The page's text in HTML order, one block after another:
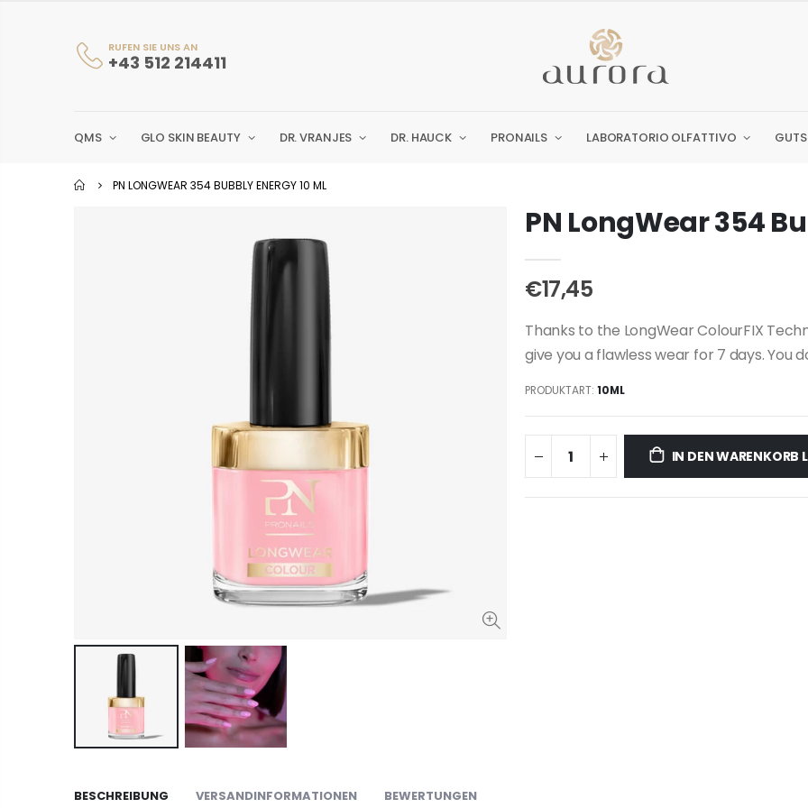
RUFEN SIE UNS AN
+43 512 214411
QMS GLO SKIN BEAUTY DR. VRANJES DR. HAUCK PRONAILS LABORATORIO OLFATTIVO
PN LONGWEAR 354 BUBBLY ENERGY 10 ML
PN LongWear 354
€17,45
Thanks to the LongWear ColourFIX
give you a flawless wear for 7 days. You
PRODUKTART: 10ML
IN DEN WARENKORB
BESCHREIBUNG VERSANDINFORMATIONEN BEWERTUNGEN